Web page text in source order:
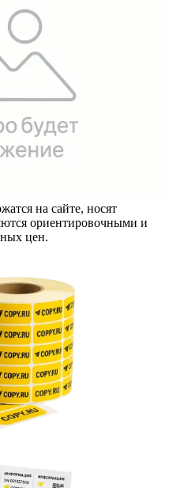
на сайте, носят
ориентировочными и
цен.